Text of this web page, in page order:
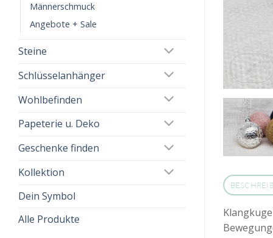
Männerschmuck
Angebote + Sale
Steine
Schlüsselanhänger
Wohlbefinden
Papeterie u. Deko
Geschenke finden
Kollektion
Dein Symbol
Alle Produkte